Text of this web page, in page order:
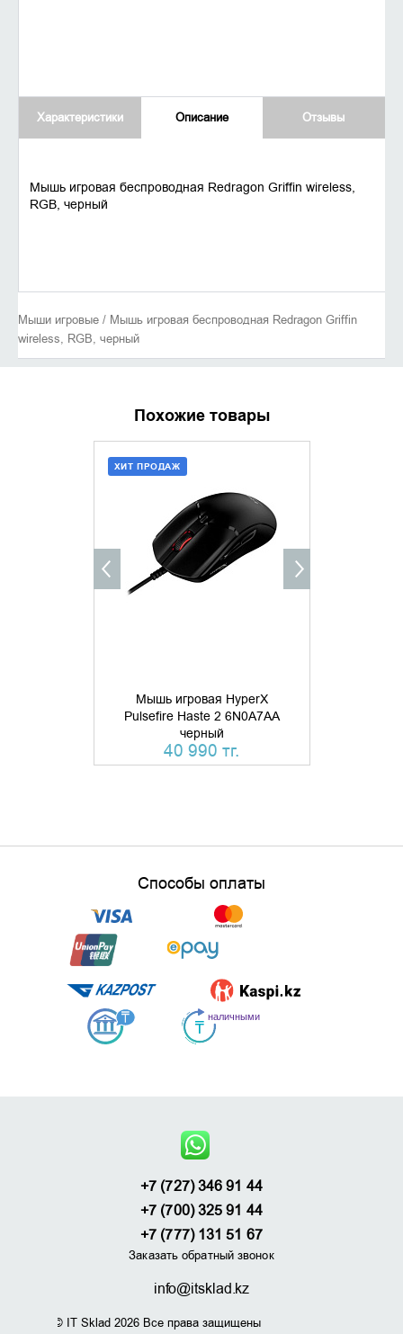
Характеристики Описание Отзывы
Мышь игровая беспроводная Redragon Griffin wireless,
RGB, черный
Мыши игровые / Мышь игровая беспроводная Redragon Griffin
wireless, RGB, черный
Похожие товары
Мышь игровая HyperX
Pulsefire Haste 2 6N0A7AA
черный
40 990 тг.
ХИТ ПРОДАЖ
ДОБАВИТЬ В КОРЗИНУ
КУПИТЬ В 1 КЛИК
Способы оплаты
+7 (727) 346 91 44
+7 (700) 325 91 44
+7 (777) 131 51 67
Заказать обратный звонок
info@itsklad.kz
© IT Sklad 2026 Все права защищены